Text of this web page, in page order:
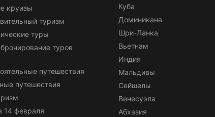
круизы
туризм
туры
туров
путешествия
путешествия
14 февраля
Куба
Доминикана
Шри-Ланка
Вьетнам
Индия
Мальдивы
Сейшелы
Венесуэла
Абхазия